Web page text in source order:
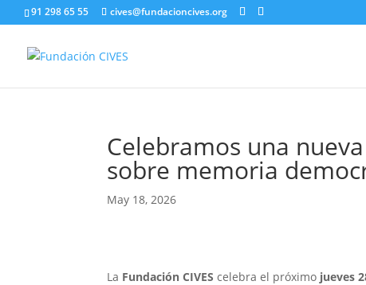
91 298 65 55 cives@fundacioncives.org
Celebramos una
sobre memoria
May 18, 2026
La Fundación CIVES celebra el próximo jueves